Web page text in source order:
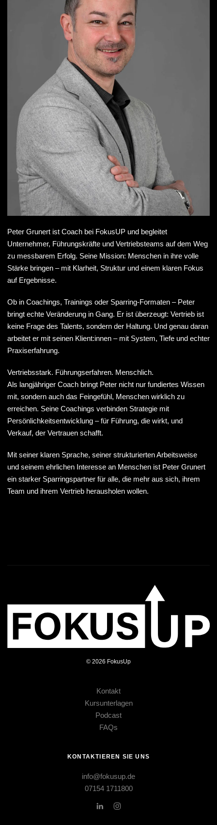
Peter Grunert ist Coach bei FokusUP und begleitet
Unternehmer, Führungskräfte und Vertriebsteams auf dem Weg
zu messbarem Erfolg. Seine Mission: Menschen in ihre volle
Stärke bringen – mit Klarheit, Struktur und einem klaren Fokus
auf Ergebnisse.
Ob in Coachings, Trainings oder Sparring-Formaten – Peter
bringt echte Veränderung in Gang. Er ist überzeugt: Vertrieb ist
keine Frage des Talents, sondern der Haltung. Und genau daran
arbeitet er mit seinen Klient:innen – mit System, Tiefe und echter
Praxiserfahrung.
Vertriebsstark. Führungserfahren. Menschlich.
Als langjähriger Coach bringt Peter nicht nur fundiertes Wissen
mit, sondern auch das Feingefühl, Menschen wirklich zu
erreichen. Seine Coachings verbinden Strategie mit
Persönlichkeitsentwicklung – für Führung, die wirkt, und
Verkauf, der Vertrauen schafft.
Mit seiner klaren Sprache, seiner strukturierten Arbeitsweise
und seinem ehrlichen Interesse an Menschen ist Peter Grunert
ein starker Sparringspartner für alle, die mehr aus sich, ihrem
Team und ihrem Vertrieb herausholen wollen.
© 2026 FokusUp
Kontakt
Kursunterlagen
Podcast
FAQs
KONTAKTIEREN SIE UNS
info@fokusup.de
07154 1711800